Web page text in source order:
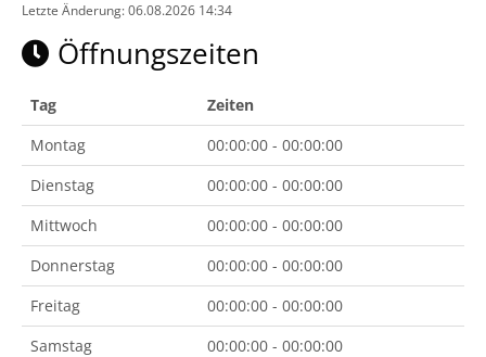
Letzte Änderung: 06.08.2026 14:34
Öffnungszeiten
Tag
Zeiten
Montag
00:00:00 - 00:00:00
Dienstag
00:00:00 - 00:00:00
Mittwoch
00:00:00 - 00:00:00
Donnerstag
00:00:00 - 00:00:00
Freitag
00:00:00 - 00:00:00
Samstag
00:00:00 - 00:00:00